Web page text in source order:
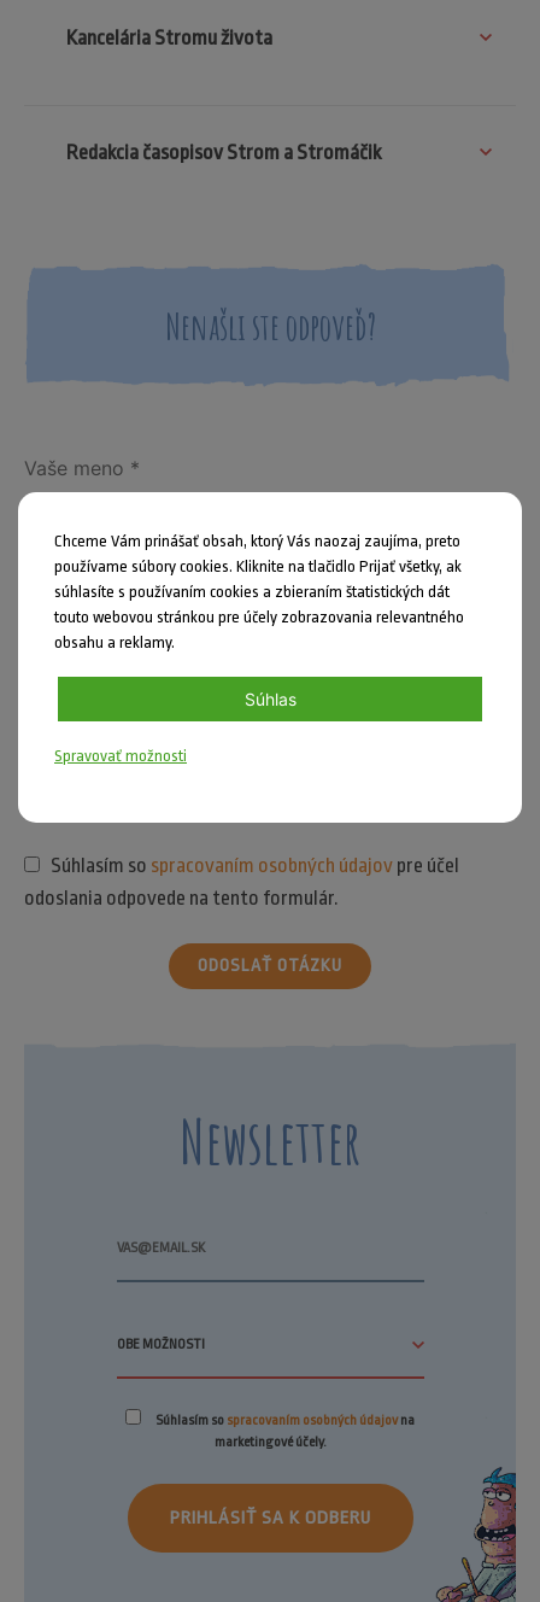
Kancelária Stromu života
Redakcia časopisov Strom a Stromáčik
Nenašli ste odpoveď?
Súhlasím so spracovaním osobných údajov pre účel
odoslania odpovede na tento formulár.
ODOSLAŤ OTÁZKU
Newsletter
Súhlasím so spracovaním osobných údajovna
marketingové účely.
PRIHLÁSIŤ SA K ODBERU
Chceme Vám prinášať obsah, ktorý Vás naozaj zaujíma, preto
používame súbory cookies. Kliknite na tlačidlo Prijať všetky, ak
súhlasíte s používaním cookies a zbieraním štatistických dát
touto webovou stránkou pre účely zobrazovania relevantného
obsahu a reklamy.
Súhlas
Spravovať možnosti